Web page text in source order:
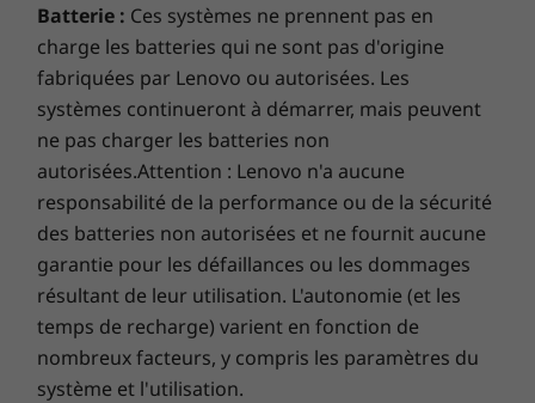
vous et profitez du son cristallin des haut-
parleurs audio JBL® Premium.
Performances graphiques
avancées avec
NVIDIAL'IdeaPad 720S
15 pouces est conçu pour
répondre à vos besoins de
divertissement et de
productivité.
Vous découvrirez des graphismes ultra-
rapides et des performances de montage de
photo et de vidéo accélérées avec une carte
graphique discrète NVIDIA GTX-1050Ti.
Batterie : Ces systèmes ne prennent pas en
charge les batteries qui ne sont pas d'origine
fabriquées par Lenovo ou autorisées. Les
systèmes continueront à démarrer, mais peuvent
ne pas charger les batteries non
autorisées.Attention : Lenovo n'a aucune
responsabilité de la performance ou de la sécurité
des batteries non autorisées et ne fournit aucune
garantie pour les défaillances ou les dommages
résultant de leur utilisation. L'autonomie (et les
temps de recharge) varient en fonction de
nombreux facteurs, y compris les paramètres du
système et l'utilisation.